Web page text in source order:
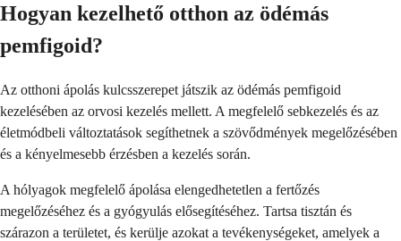
Hogyan kezelhető otthon az ödémás
pemfigoid?
Az otthoni ápolás kulcsszerepet játszik az ödémás pemfigoid
kezelésében az orvosi kezelés mellett. A megfelelő sebkezelés és az
életmódbeli változtatások segíthetnek a szövődmények megelőzésében
és a kényelmesebb érzésben a kezelés során.
A hólyagok megfelelő ápolása elengedhetetlen a fertőzés
megelőzéséhez és a gyógyulás elősegítéséhez. Tartsa tisztán és
szárazon a területet, és kerülje azokat a tevékenységeket, amelyek a